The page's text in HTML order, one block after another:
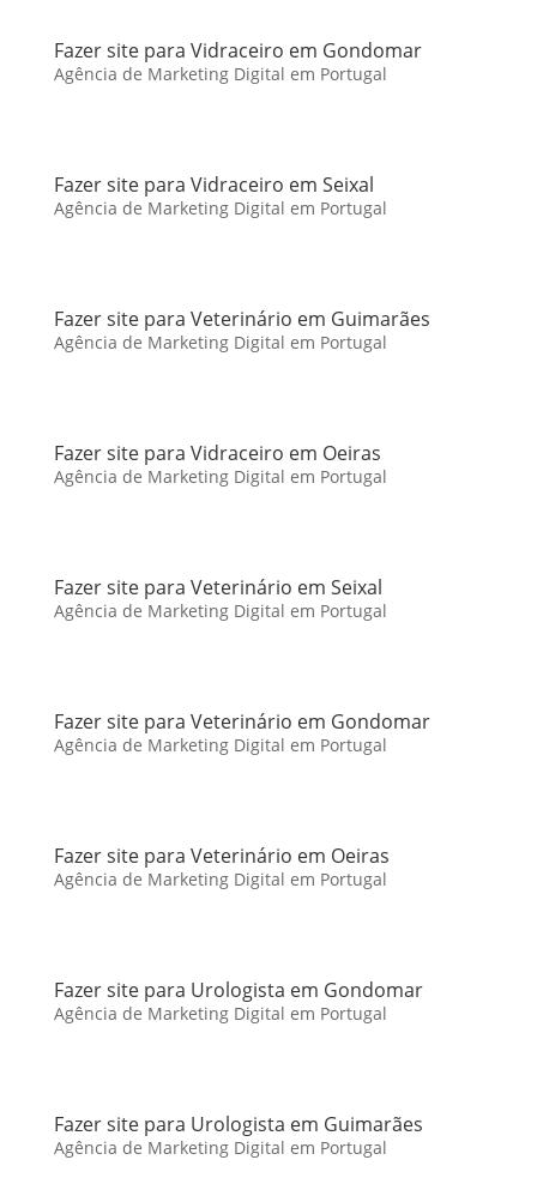
Fazer site para Vidraceiro em Gondomar
Agência de Marketing Digital em Portugal
Fazer site para Vidraceiro em Seixal
Agência de Marketing Digital em Portugal
Fazer site para Veterinário em Guimarães
Agência de Marketing Digital em Portugal
Fazer site para Vidraceiro em Oeiras
Agência de Marketing Digital em Portugal
Fazer site para Veterinário em Seixal
Agência de Marketing Digital em Portugal
Fazer site para Veterinário em Gondomar
Agência de Marketing Digital em Portugal
Fazer site para Veterinário em Oeiras
Agência de Marketing Digital em Portugal
Fazer site para Urologista em Gondomar
Agência de Marketing Digital em Portugal
Fazer site para Urologista em Guimarães
Agência de Marketing Digital em Portugal